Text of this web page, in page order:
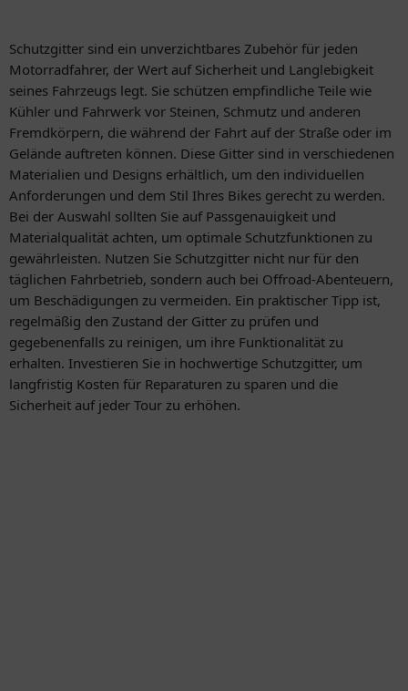
Schutzgitter sind ein unverzichtbares Zubehör für jeden
Motorradfahrer, der Wert auf Sicherheit und Langlebigkeit
seines Fahrzeugs legt. Sie schützen empfindliche Teile wie
Kühler und Fahrwerk vor Steinen, Schmutz und anderen
Fremdkörpern, die während der Fahrt auf der Straße oder im
Gelände auftreten können. Diese Gitter sind in verschiedenen
Materialien und Designs erhältlich, um den individuellen
Anforderungen und dem Stil Ihres Bikes gerecht zu werden.
Bei der Auswahl sollten Sie auf Passgenauigkeit und
Materialqualität achten, um optimale Schutzfunktionen zu
gewährleisten. Nutzen Sie Schutzgitter nicht nur für den
täglichen Fahrbetrieb, sondern auch bei Offroad-Abenteuern,
um Beschädigungen zu vermeiden. Ein praktischer Tipp ist,
regelmäßig den Zustand der Gitter zu prüfen und
gegebenenfalls zu reinigen, um ihre Funktionalität zu
erhalten. Investieren Sie in hochwertige Schutzgitter, um
langfristig Kosten für Reparaturen zu sparen und die
Sicherheit auf jeder Tour zu erhöhen.